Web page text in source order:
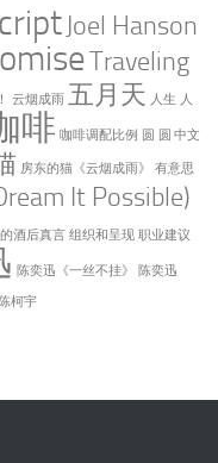
Joel Hanson
Traveling
云烟成雨 五月天 人生 人
啡 咖啡调配比例 圆 圆 中文
房东的猫《云烟成雨》 有意思
It Possible)
酒后真言 组织和呈现 职业建议
陈奕迅《一丝不挂》
陈奕迅
柯宇